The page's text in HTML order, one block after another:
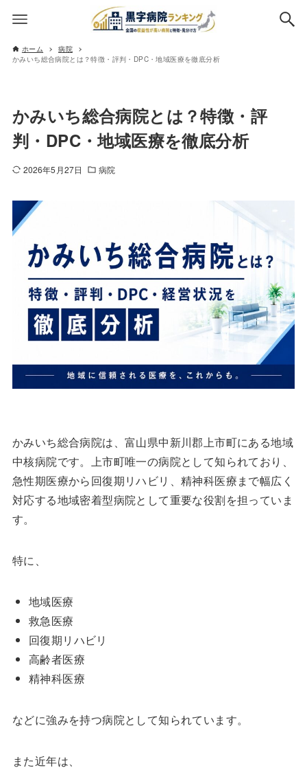
ホーム
病院
かみいち総合病院とは？特徴・評判・DPC・地域医療を徹底分析
かみいち総合病院とは？特徴・評
判・DPC・地域医療を徹底分析
2026年5月27日 病院
かみいち総合病院は、富山県中新川郡上市町にある地域
中核病院です。上市町唯一の病院として知られており、
急性期医療から回復期リハビリ、精神科医療まで幅広く
対応する地域密着型病院として重要な役割を担っていま
す。
特に、
地域医療
救急医療
回復期リハビリ
高齢者医療
精神科医療
などに強みを持つ病院として知られています。
また近年は、